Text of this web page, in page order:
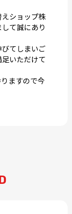
ショップ株
て誠にあり
てしまいご
いただけて
ますので今